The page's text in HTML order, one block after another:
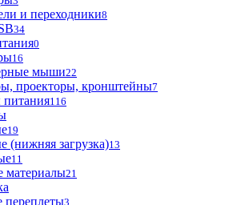
и переходники8
34
0
16
мыши22
проекторы, кронштейны7
116
19
(нижняя загрузка)13
11
материалы21
3